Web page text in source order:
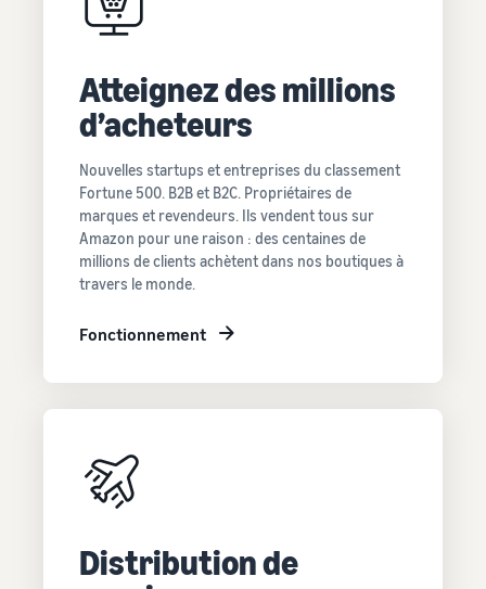
Atteignez des millions
d’acheteurs
Nouvelles startups et entreprises du classement
Fortune 500. B2B et B2C. Propriétaires de
marques et revendeurs. Ils vendent tous sur
Amazon pour une raison : des centaines de
millions de clients achètent dans nos boutiques à
travers le monde.
Fonctionnement
Distribution de